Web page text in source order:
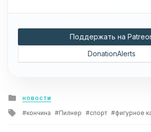
Поддержать на
DonationAlerts
Posted
in
НОВОСТИ
Tagged
кончина Пилнер спорт фигурное